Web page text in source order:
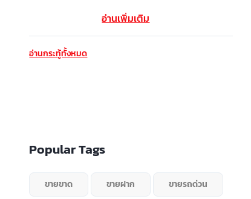
อ่านเพิ่มเติม
อ่านกระทู้ทั้งหมด
Popular Tags
ขายขาด ขายฝาก ขายรถด่วน